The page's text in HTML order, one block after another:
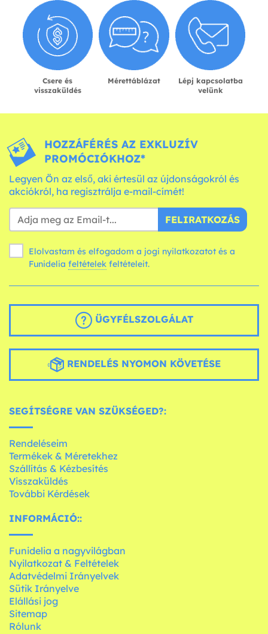
Csere és
visszaküldés
Mérettáblázat
Lépj kapcsolatba
velünk
HOZZÁFÉRÉS AZ EXKLUZÍV
PROMÓCIÓKHOZ*
Legyen Ön az első, aki értesül az újdonságokról és
akciókról, ha regisztrálja e-mail-címét!
FELIRATKOZÁS
Elolvastam és elfogadom a jogi nyilatkozatot és a
Funidelia feltételek feltételeit.
ÜGYFÉLSZOLGÁLAT
RENDELÉS NYOMON KÖVETÉSE
SEGÍTSÉGRE VAN SZÜKSÉGED?:
Rendeléseim
Termékek & Méretekhez
Szállítás & Kézbesítés
Visszaküldés
További Kérdések
INFORMÁCIÓ::
Funidelia a nagyvilágban
Nyilatkozat & Feltételek
Adatvédelmi Irányelvek
Sütik Irányelve
Elállási jog
Sitemap
Rólunk